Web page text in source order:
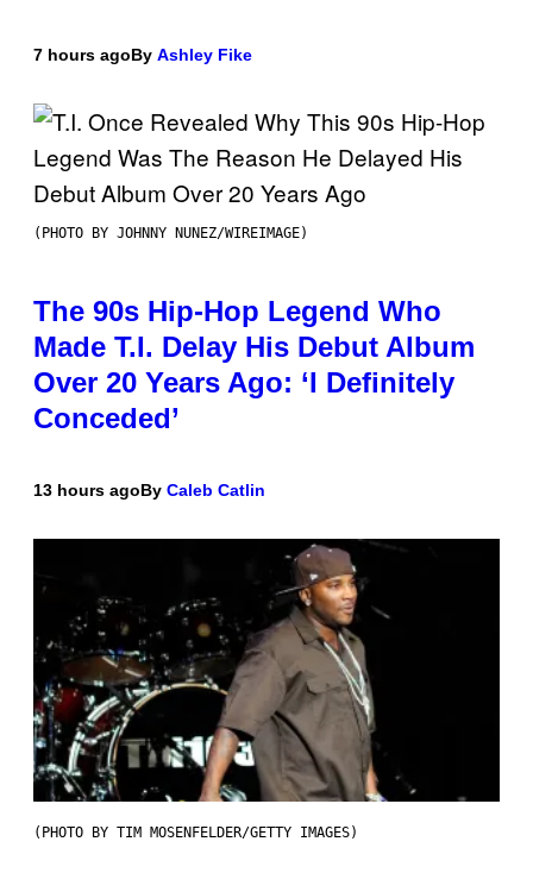
7 hours agoBy Ashley Fike
(PHOTO BY JOHNNY NUNEZ/WIREIMAGE)
The 90s Hip-Hop Legend Who
Made T.I. Delay His Debut Album
Over 20 Years Ago: ‘I Definitely
Conceded’
13 hours agoBy Caleb Catlin
(PHOTO BY TIM MOSENFELDER/GETTY IMAGES)